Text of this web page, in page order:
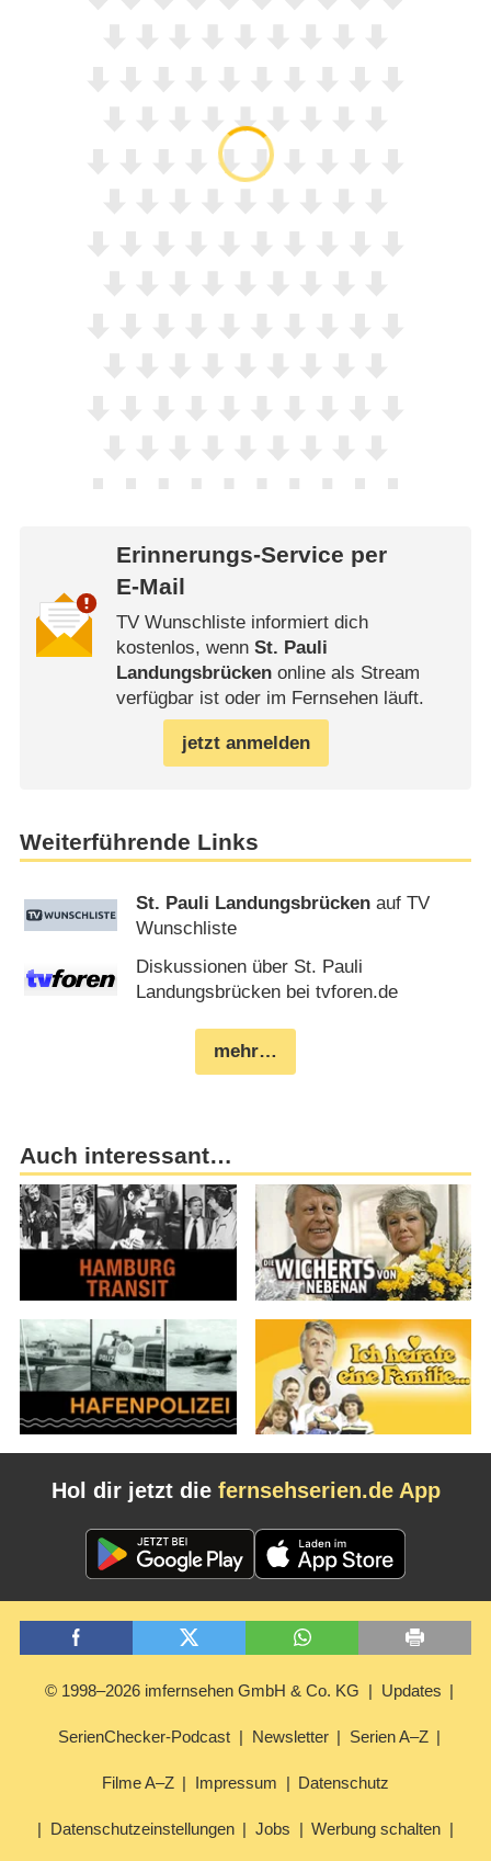
Erinnerungs-Service per
E-Mail
TV Wunschliste informiert dich
kostenlos, wenn St. Pauli
Landungsbrückenonline als Stream
verfügbar ist oder im Fernsehen läuft.
jetzt anmelden
Weiterführende Links
St. Pauli Landungsbrücken auf TV
Wunschliste
Diskussionen über St. Pauli
Landungsbrücken bei tvforen.de
mehr…
Auch interessant…
Hol dir jetzt die fernsehserien.de App
© 1998–2026 imfernsehen GmbH & Co. KG Updates
SerienChecker-Podcast Newsletter Serien A–Z
Filme A–Z Impressum Datenschutz
Datenschutzeinstellungen Jobs Werbung schalten